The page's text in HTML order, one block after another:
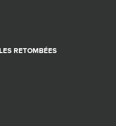
LES RETOMBÉES